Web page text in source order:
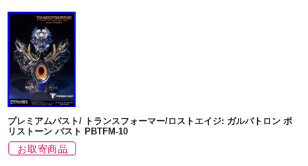
プレミアムバスト/ トランスフォーマー/ロストエイジ: ガルバトロン ポ
リストーン バスト PBTFM-10